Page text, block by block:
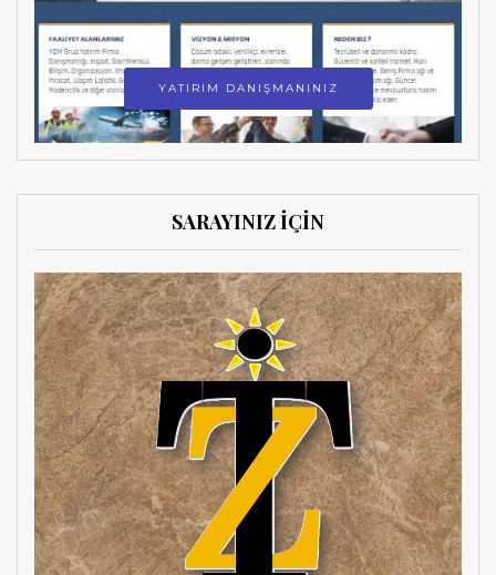
YATIRIM DANIŞMANINIZ
SARAYINIZ İÇİN